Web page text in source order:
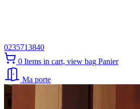
0235713840
0 Items in cart, view bag Panier
Ma porte